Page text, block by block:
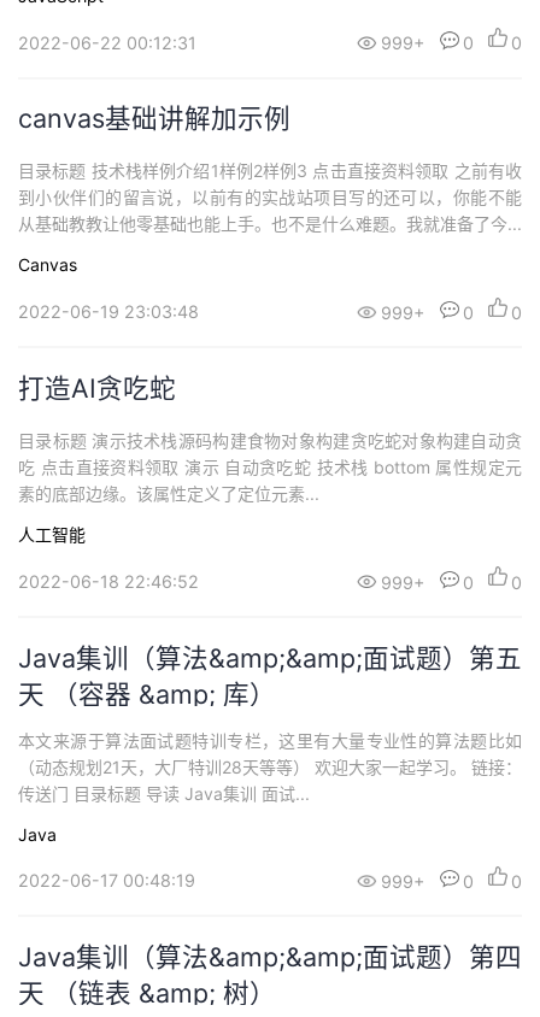
2022-06-22 00:12:31 999+ 0 0
canvas基础讲解加示例
目录标题 技术栈样例介绍1样例2样例3 点击直接资料领取 之前有收
到小伙伴们的留言说，以前有的实战站项目写的还可以，你能不能
从基础教教让他零基础也能上手。也不是什么难题。我就准备了今...
Canvas
2022-06-19 23:03:48 999+ 0 0
打造AI贪吃蛇
目录标题 演示技术栈源码构建食物对象构建贪吃蛇对象构建自动贪
吃 点击直接资料领取 演示 自动贪吃蛇 技术栈 bottom 属性规定元
素的底部边缘。该属性定义了定位元素...
人工智能
2022-06-18 22:46:52 999+ 0 0
Java集训（算法&amp;&amp;面试题）第五
天 （容器 &amp; 库）
本文来源于算法面试题特训专栏，这里有大量专业性的算法题比如
（动态规划21天，大厂特训28天等等） 欢迎大家一起学习。 链接：
传送门 目录标题 导读 Java集训 面试...
Java
2022-06-17 00:48:19 999+ 0 0
Java集训（算法&amp;&amp;面试题）第四
天 （链表 &amp; 树）